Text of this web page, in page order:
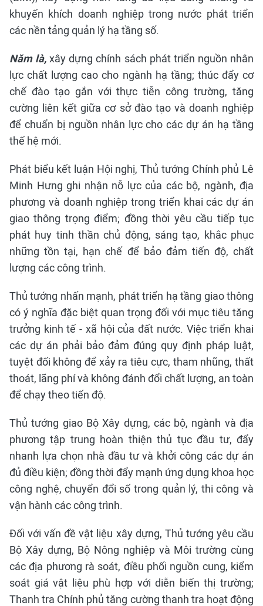
khuyến khích doanh nghiệp trong nước phát triển
các nền tảng quản lý hạ tầng số.
Năm là, xây dựng chính sách phát triển nguồn nhân
lực chất lượng cao cho ngành hạ tầng; thúc đẩy cơ
chế đào tạo gắn với thực tiễn công trường, tăng
cường liên kết giữa cơ sở đào tạo và doanh nghiệp
để chuẩn bị nguồn nhân lực cho các dự án hạ tầng
thế hệ mới.
Phát biểu kết luận Hội nghị, Thủ tướng Chính phủ Lê
Minh Hưng ghi nhận nỗ lực của các bộ, ngành, địa
phương và doanh nghiệp trong triển khai các dự án
giao thông trọng điểm; đồng thời yêu cầu tiếp tục
phát huy tinh thần chủ động, sáng tạo, khắc phục
những tồn tại, hạn chế để bảo đảm tiến độ, chất
lượng các công trình.
Thủ tướng nhấn mạnh, phát triển hạ tầng giao thông
có ý nghĩa đặc biệt quan trọng đối với mục tiêu tăng
trưởng kinh tế - xã hội của đất nước. Việc triển khai
các dự án phải bảo đảm đúng quy định pháp luật,
tuyệt đối không để xảy ra tiêu cực, tham nhũng, thất
thoát, lãng phí và không đánh đổi chất lượng, an toàn
để chạy theo tiến độ.
Thủ tướng giao Bộ Xây dựng, các bộ, ngành và địa
phương tập trung hoàn thiện thủ tục đầu tư, đẩy
nhanh lựa chọn nhà đầu tư và khởi công các dự án
đủ điều kiện; đồng thời đẩy mạnh ứng dụng khoa học
công nghệ, chuyển đổi số trong quản lý, thi công và
vận hành các công trình.
Đối với vấn đề vật liệu xây dựng, Thủ tướng yêu cầu
Bộ Xây dựng, Bộ Nông nghiệp và Môi trường cùng
các địa phương rà soát, điều phối nguồn cung, kiểm
soát giá vật liệu phù hợp với diễn biến thị trường;
Thanh tra Chính phủ tăng cường thanh tra hoạt động